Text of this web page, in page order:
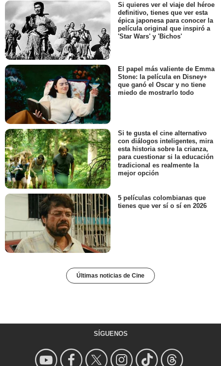
Si quieres ver el viaje del héroe
definitivo, tienes que ver esta
épica japonesa para conocer la
película original que inspiró a
'Star Wars' y 'Bichos'
El papel más valiente de Emma
Stone: la película en Disney+
que ganó el Oscar y no tiene
miedo de mostrarlo todo
Si te gusta el cine alternativo
con diálogos inteligentes, mira
esta historia sobre la crianza,
para cuestionar si la educación
tradicional es realmente la
mejor opción
5 películas colombianas que
tienes que ver sí o sí en 2026
Últimas noticias de Cine
SÍGUENOS